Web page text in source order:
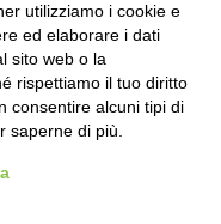
utilizziamo i cookie e
ed elaborare i dati
sito web o la
rispettiamo il tuo diritto
consentire alcuni tipi di
saperne di più.